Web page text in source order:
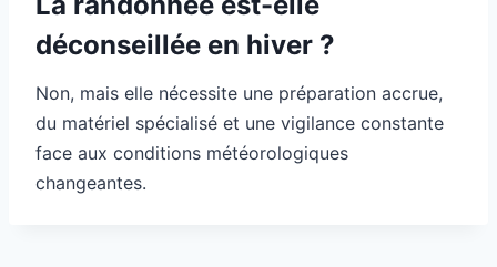
déconseillée en hiver ?
Non, mais elle nécessite une préparation accrue,
du matériel spécialisé et une vigilance constante
face aux conditions météorologiques
changeantes.